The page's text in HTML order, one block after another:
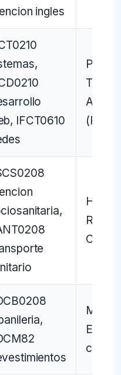
ingles
IFCT0610
(PTA)
Clinico
capital